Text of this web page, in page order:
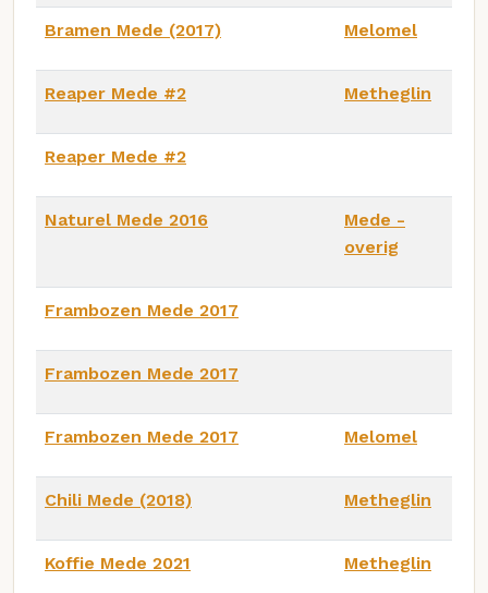
Bramen Mede (2017) Melomel
Reaper Mede #2 Metheglin
Reaper Mede #2
Naturel Mede 2016
Mede -
overig
Frambozen Mede 2017
Frambozen Mede 2017
Frambozen Mede 2017 Melomel
Chili Mede (2018) Metheglin
Koffie Mede 2021 Metheglin